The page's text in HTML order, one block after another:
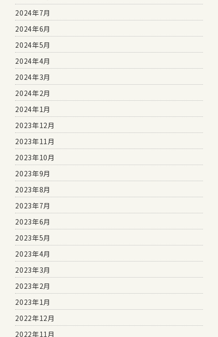
2024年7月
2024年6月
2024年5月
2024年4月
2024年3月
2024年2月
2024年1月
2023年12月
2023年11月
2023年10月
2023年9月
2023年8月
2023年7月
2023年6月
2023年5月
2023年4月
2023年3月
2023年2月
2023年1月
2022年12月
2022年11月